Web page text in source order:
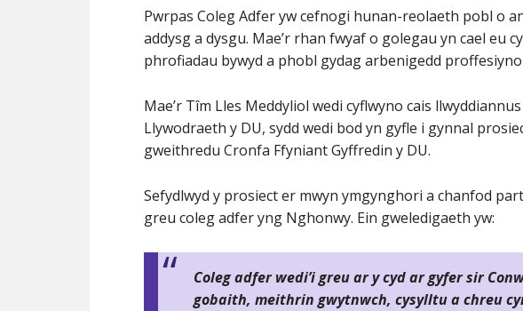
Pwrpas Coleg Adfer yw cefnogi hunan-reolaeth pobl o
addysg a dysgu. Mae’r rhan fwyaf o golegau yn cael eu
phrofiadau bywyd a phobl gydag arbenigedd
Mae’r Tîm Lles Meddyliol wedi cyflwyno cais
Llywodraeth y DU, sydd wedi bod yn gyfle i gynnal
gweithredu Cronfa Ffyniant Gyffredin y DU.
Sefydlwyd y prosiect er mwyn ymgynghori a chanfod
greu coleg adfer yng Nghonwy. Ein gweledigaeth yw:
Coleg adfer wedi’i greu ar y cyd ar gyfer sir
gobaith, meithrin gwytnwch, cysylltu a chreu